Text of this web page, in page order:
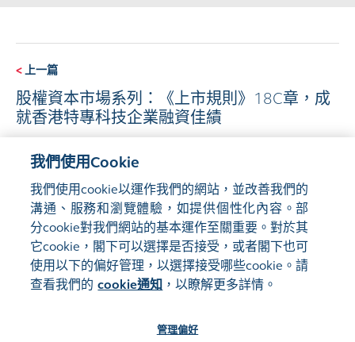
<上一篇
股權資本市場系列：《上市規則》18C章，成
就香港特專科技企業融資佳績
每周股票期權@香港交易所
管理偏好
我們使用Cookie
我們使用cookie以運作我們的網站，並改善我們的
溝通、服務和瀏覽體驗，如提供個性化內容。部
分cookie對我們網站的基本運作至關重要。對於其
它cookie，閣下可以選擇是否接受，或者閣下也可
使用以下的偏好管理，以選擇接受哪些cookie。請
查看我們的 cookie通知 ，以瞭解更多詳情。
管理偏好